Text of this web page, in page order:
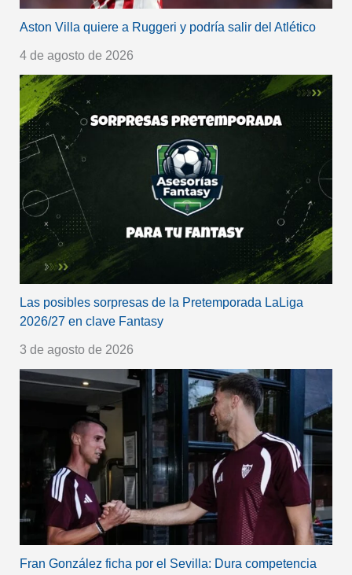
Aston Villa quiere a Ruggeri y podría salir del Atlético
4 de agosto de 2026
Las posibles sorpresas de la Pretemporada LaLiga
2026/27 en clave Fantasy
3 de agosto de 2026
Fran González ficha por el Sevilla: Dura competencia